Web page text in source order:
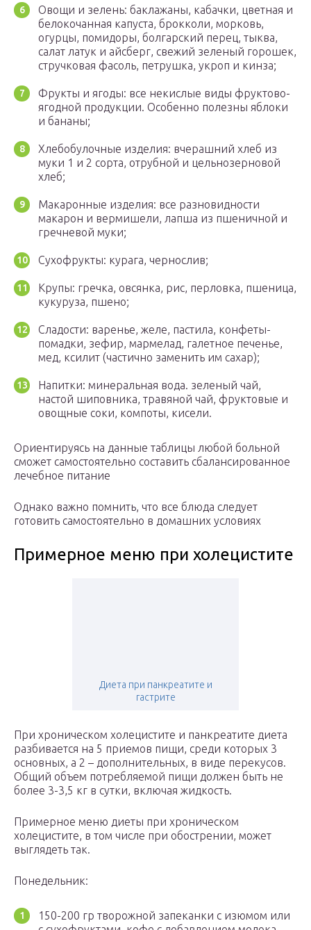
Овощи и зелень: баклажаны, кабачки, цветная и
белокочанная капуста, брокколи, морковь,
огурцы, помидоры, болгарский перец, тыква,
салат латук и айсберг, свежий зеленый горошек,
стручковая фасоль, петрушка, укроп и кинза;
Фрукты и ягоды: все некислые виды фруктово-
ягодной продукции. Особенно полезны яблоки
и бананы;
Хлебобулочные изделия: вчерашний хлеб из
муки 1 и 2 сорта, отрубной и цельнозерновой
хлеб;
Макаронные изделия: все разновидности
макарон и вермишели, лапша из пшеничной и
гречневой муки;
Сухофрукты: курага, чернослив;
Крупы: гречка, овсянка, рис, перловка, пшеница,
кукуруза, пшено;
Сладости: варенье, желе, пастила, конфеты-
помадки, зефир, мармелад, галетное печенье,
мед, ксилит (частично заменить им сахар);
Напитки: минеральная вода. зеленый чай,
настой шиповника, травяной чай, фруктовые и
овощные соки, компоты, кисели.
Ориентируясь на данные таблицы любой больной
сможет самостоятельно составить сбалансированное
лечебное питание
Однако важно помнить, что все блюда следует
готовить самостоятельно в домашних условиях
Примерное меню при холецистите
Диета при панкреатите и
гастрите
При хроническом холецистите и панкреатите диета
разбивается на 5 приемов пищи, среди которых 3
основных, а 2 – дополнительных, в виде перекусов.
Общий объем потребляемой пищи должен быть не
более 3-3,5 кг в сутки, включая жидкость.
Примерное меню диеты при хроническом
холецистите, в том числе при обострении, может
выглядеть так.
Понедельник:
150-200 гр творожной запеканки с изюмом или